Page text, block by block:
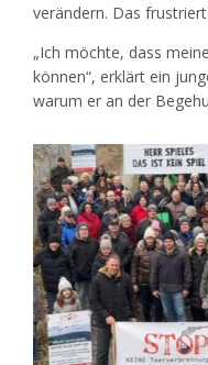
verändern. Das
„Ich möchte, dass
können“, erklärt ein
warum er an der